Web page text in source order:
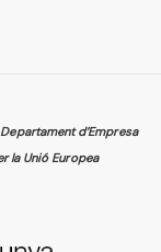
d’Empresa
la Unió Europea